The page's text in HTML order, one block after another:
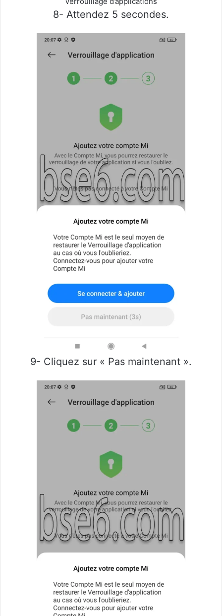
8- Attendez 5 secondes.
9- Cliquez sur « Pas maintenant ».